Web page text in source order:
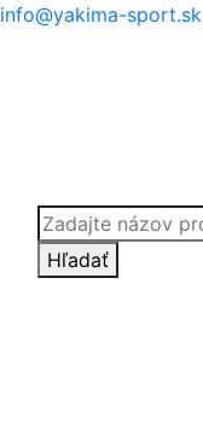
info@yakima-sport.sk
Products
search
Hľadať